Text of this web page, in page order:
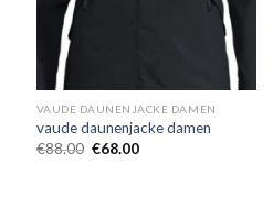
VAUDE DAUNENJACKE DAMEN
vaude daunenjacke damen
€88.00 €68.00